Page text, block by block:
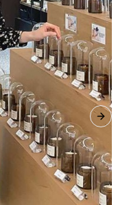
Next